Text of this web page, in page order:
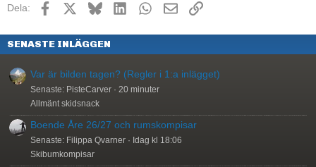
Dela: Facebook BlueskyLinkedInWhatsApp
E-postLänk
SENASTE INLÄGGEN
Var är bilden tagen? (Regler i 1:a inlägget)
Senaste: PisteCarver
20 minuter
Allmänt skidsnack
Boende Åre 26/27 och rumskompisar
Senaste: Filippa Qvarner
Idag kl 18:06
Skibumkompisar